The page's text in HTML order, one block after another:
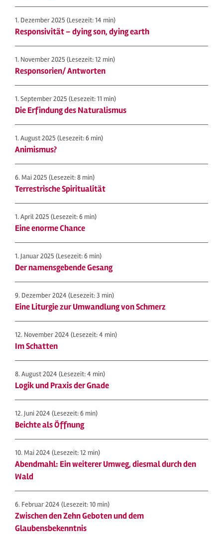
1. Dezember 2025 (Lesezeit: 14 min)
Responsivität – dying son, dying earth
1. November 2025 (Lesezeit: 12 min)
Responsorien/ Antworten
1. September 2025 (Lesezeit: 11 min)
Die Erfindung des Naturalismus
1. August 2025 (Lesezeit: 6 min)
Animismus?
6. Mai 2025 (Lesezeit: 8 min)
Terrestrische Spiritualität
1. April 2025 (Lesezeit: 6 min)
Eine enorme Chance
1. Januar 2025 (Lesezeit: 6 min)
Der namensgebende Gesang
9. Dezember 2024 (Lesezeit: 3 min)
Eine Liturgie zur Umwandlung von Schmerz
12. November 2024 (Lesezeit: 4 min)
Im Schatten
8. August 2024 (Lesezeit: 4 min)
Logik und Praxis der Gnade
12. Juni 2024 (Lesezeit: 6 min)
Beichte als Öffnung
10. Mai 2024 (Lesezeit: 12 min)
Abendmahl: Ein weiterer Umweg, diesmal durch den
Wald
6. Februar 2024 (Lesezeit: 10 min)
Zwischen den Zehn Geboten und dem
Glaubensbekenntnis